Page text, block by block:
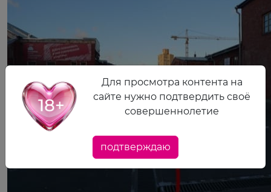
Для просмотра контента на
сайте нужно подтвердить своё
совершеннолетие
подтверждаю